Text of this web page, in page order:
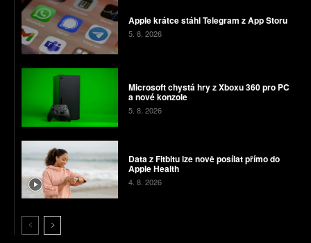
Apple krátce stáhl Telegram z App Storu
5. 8. 2026
Microsoft chystá hry z Xboxu 360 pro PC
a nové konzole
5. 8. 2026
Data z Fitbitu lze nově posílat přímo do
Apple Health
4. 8. 2026